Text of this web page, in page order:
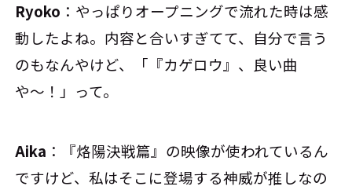
Ryoko ：やっぱりオープニングで流れた時は感
動したよね。内容と合いすぎてて、自分で言う
のもなんやけど、「『カゲロウ』、良い曲
や〜！」って。
Aika ：『烙陽決戦篇』の映像が使われているん
ですけど、私はそこに登場する神威が推しなの